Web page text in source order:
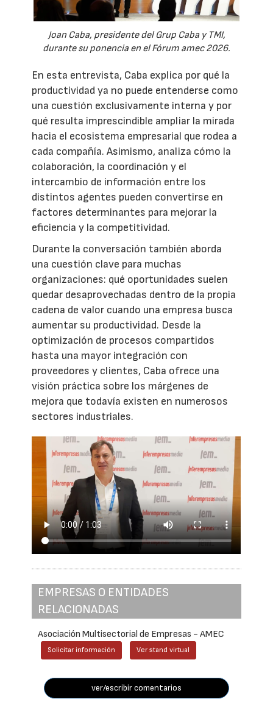
Joan Caba, presidente del Grup Caba y TMI,
durante su ponencia en el Fórum amec 2026.
En esta entrevista, Caba explica por qué la
productividad ya no puede entenderse como
una cuestión exclusivamente interna y por
qué resulta imprescindible ampliar la mirada
hacia el ecosistema empresarial que rodea a
cada compañía. Asimismo, analiza cómo la
colaboración, la coordinación y el
intercambio de información entre los
distintos agentes pueden convertirse en
factores determinantes para mejorar la
eficiencia y la competitividad.
Durante la conversación también aborda
una cuestión clave para muchas
organizaciones: qué oportunidades suelen
quedar desaprovechadas dentro de la propia
cadena de valor cuando una empresa busca
aumentar su productividad. Desde la
optimización de procesos compartidos
hasta una mayor integración con
proveedores y clientes, Caba ofrece una
visión práctica sobre los márgenes de
mejora que todavía existen en numerosos
sectores industriales.
EMPRESAS O ENTIDADES
RELACIONADAS
Asociación Multisectorial de Empresas - AMEC
Solicitar información Ver stand virtual
ver/escribir comentarios